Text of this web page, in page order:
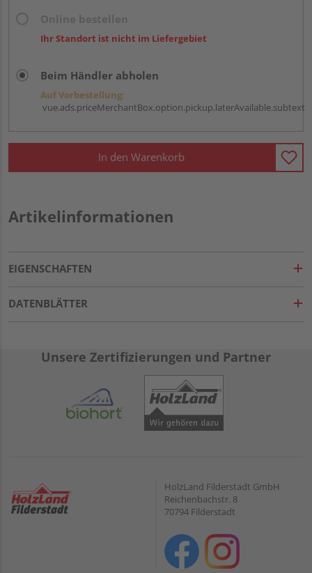
Ihr Standort ist nicht im Liefergebiet
Beim Händler abholen
Auf Vorbestellung:
vue.ads.priceMerchantBox.option.pickup.laterAvailable.subtext
In den Warenkorb
Artikelinformationen
EIGENSCHAFTEN
DATENBLÄTTER
Unsere Zertifizierungen und Partner
HolzLand Filderstadt GmbH
Reichenbachstr. 8
70794 Filderstadt